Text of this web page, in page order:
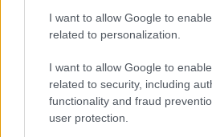
I want to allow Google to
related to personalization.
I want to allow Google to
related to security, including
functionality and fraud
user protection.